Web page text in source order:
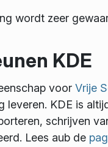
wordt zeer
KDE
voor Vrije
leveren. KDE is
schrijven
Lees aub de